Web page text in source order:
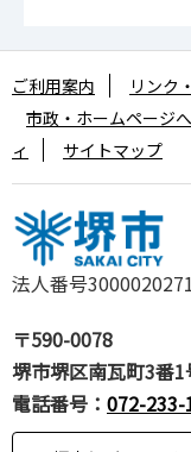
法人番号
〒590-0078
堺市堺区南瓦町3番1
電話番号： 072-233-
ご利用案内 リンク
市政・ホームページ
ィ
サイトマップ